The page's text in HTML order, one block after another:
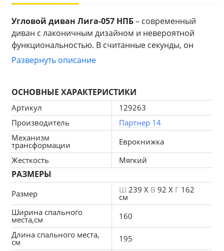
Угловой диван Лига-057 НПБ – современный
диван с лаконичным дизайном и невероятной
функциональностью. В считанные секунды, он
трансформируется в широкую кровать. Изделие
для белья. Комфортабельность отдыха
гарантирована.
Особенности углового дивана Лига-057 НПБ:
Прочность и лучшее качество сна
Наполнитель отлично подходит для дивана в
гостиную. Пружины связаны между собой
посредством особого плетения, что позволяет
избежать их прямого соприкосновения и
трения – звуки не потревожат во время отдыха.
Развернуть описание
ОСНОВНЫЕ ХАРАКТЕРИСТИКИ
Артикул
129263
Производитель
Партнер 14
Механизм
трансформации
Еврокнижка
Жесткость
Мягкий
РАЗМЕРЫ
Размер Ш 239 X В 92 X Г 162
см
Ширина спального
места,см
160
Длина спального места,
см
195